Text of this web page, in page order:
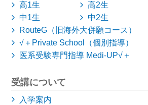
高1生 高2生
中1生
中2生
RouteG（旧海外大併願コース）
√＋Private School（個別指導）
医系受験専門指導 Medi-UP√＋
受講について
入学案内